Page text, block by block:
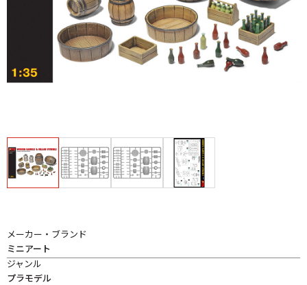
メーカー・ブランド
ミニアート
ジャンル
プラモデル